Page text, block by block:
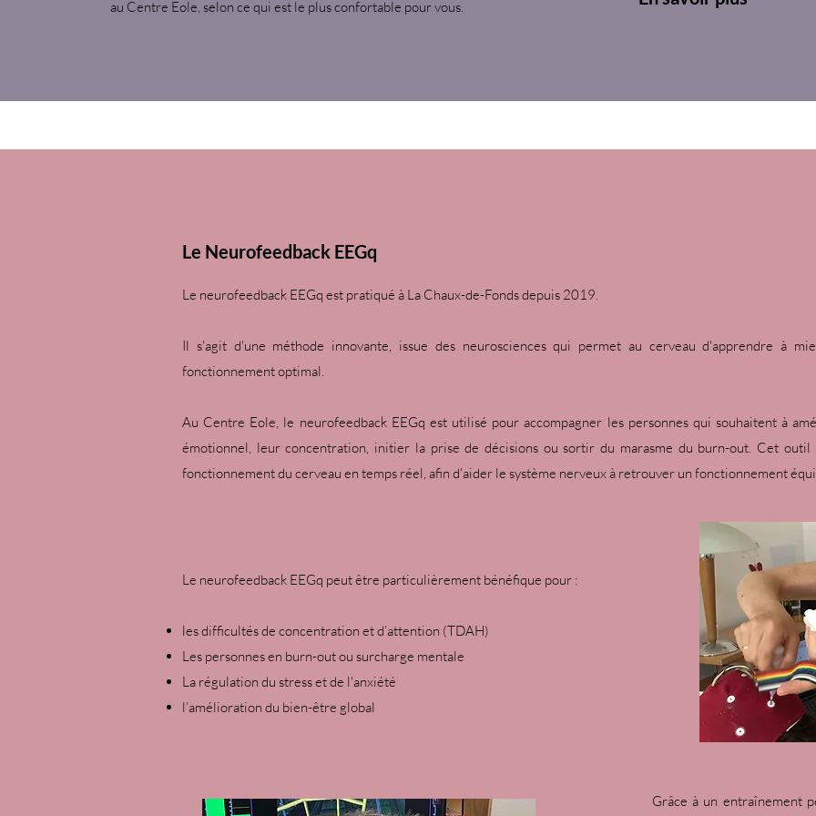
au Centre Eole, selon ce qui est le plus confortable pour vous.
Le Neurofeedback EEGq
Le neurofeedback EEGq est pratiqué à La Chaux-de-Fonds depuis 2019.
Il s'agit d'une méthode innovante, issue des neurosciences qui permet au cerveau d'apprendre à
fonctionnement optimal.
Au Centre Eole, le neurofeedback EEGq est utilisé pour accompagner les personnes qui souhaitent à
émotionnel, leur concentration, initier la prise de décisions ou sortir du marasme du burn-out. Cet
fonctionnement du cerveau en temps réel, afin d'aider le système nerveux à retrouver un fonctionnement
Le neurofeedback EEGq peut être particulièrement bénéfique pour :
les difficultés de concentration et d’attention (TDAH)​​
Les personnes en burn-out ou surcharge mentale
La régulation du stress et de l'anxiété
l’amélioration du bien-être global
Grâce à un entraînement